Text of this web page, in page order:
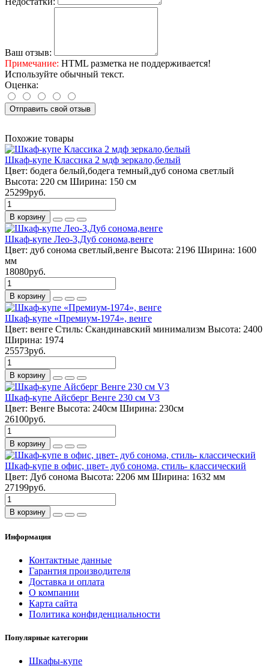
Ваш отзыв:
Примечание: HTML разметка не поддерживается!
Используйте обычный текст.
Оценка:
Отправить свой отзыв
Похожие товары
Шкаф-купе Классика 2 мдф зеркало,белый
Цвет: бодега белый,бодега темный,дуб сонома светлый
Высота: 220 см Ширина: 150 см
25299руб.
В корзину
Шкаф-купе Лео-3,Дуб сонома,венге
Цвет: дуб сонома светлый,венге Высота: 2196 Ширина: 1600
мм
18080руб.
В корзину
Шкаф-купе «Премиум-1974», венге
Цвет: венге Стиль: Скандинавский минимализм Высота: 2400
Ширина: 1974
25573руб.
В корзину
Шкаф-купе Айсберг Венге 230 см V3
Цвет: Венге Высота: 240см Ширина: 230см
26100руб.
В корзину
Шкаф-купе в офис, цвет- дуб сонома, стиль- классический
Цвет: Дуб сонома Высота: 2206 мм Ширина: 1632 мм
27199руб.
В корзину
Информация
Контактные данные
Гарантия производителя
Доставка и оплата
О компании
Карта сайта
Политика конфиденциальности
Популярные категории
Шкафы-купе